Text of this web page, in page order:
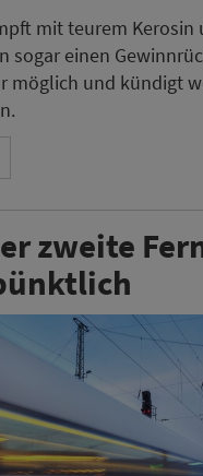
mit teurem Kerosin
sogar einen
möglich und kündigt
zweite